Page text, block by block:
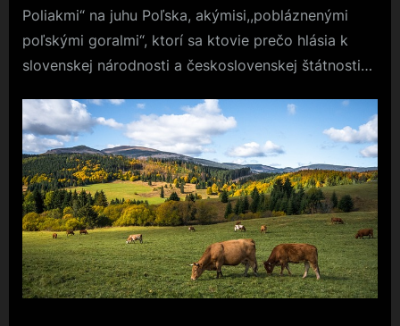
Poliakmi“ na juhu Poľska, akýmisi,,pobláznenými
poľskými goralmi“, ktorí sa ktovie prečo hlásia k
slovenskej národnosti a československej štátnosti…